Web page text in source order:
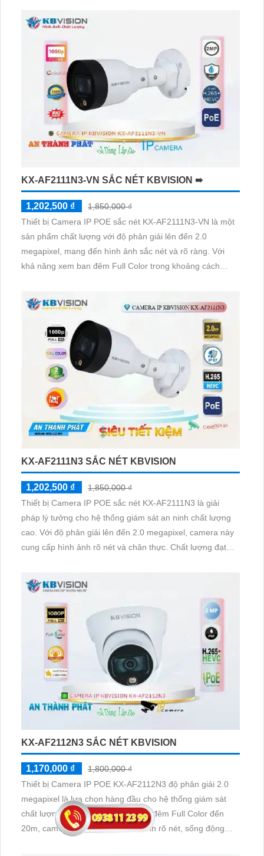
KX-AF2111N3-VN SẮC NÉT KBVISION ➠
1,202,500 ₫
1,850,000 ₫
Thiết bị Camera IP POE sắc nét KX-AF2111N3-VN là một
sản phẩm chất lượng với độ phân giải lên đến 2.0
megapixel, mang đến hình ảnh sắc nét và rõ ràng. Với
khả năng xem ban đêm Full Color trong khoảng cách
không chỉ đảm bảo chất lượng mà còn giúp tiết kiệm chi
phí cài đặt
KX-AF2111N3 SẮC NÉT KBVISION
1,202,500 ₫
1,850,000 ₫
Thiết bị Camera IP POE sắc nét KX-AF2111N3 là giải
pháp lý tưởng cho hệ thống giám sát an ninh chất lượng
cao. Với độ phân giải lên đến 2.0 megapixel, camera này
cung cấp hình ảnh rõ nét và chân thực. Chất lượng đạt
hiệu quả
KX-AF2112N3 SẮC NÉT KBVISION
1,170,000 ₫
1,800,000 ₫
Thiết bị Camera IP POE KX-AF2112N3 độ phân giải 2.0
megapixel là lựa chọn hàng đầu cho hệ thống giám sát
chất lượng. Với khả năng xem ban đêm Full Color đến
20m, camera này mang lại hình ảnh rõ nét, sống động